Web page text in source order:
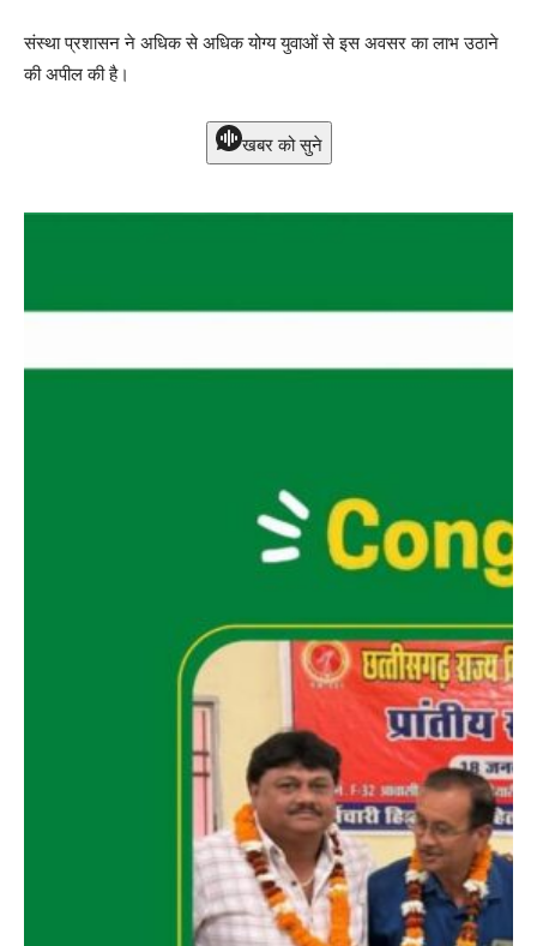
संस्था प्रशासन ने अधिक से अधिक योग्य युवाओं से इस अवसर का लाभ उठाने
की अपील की है।
खबर को सुने